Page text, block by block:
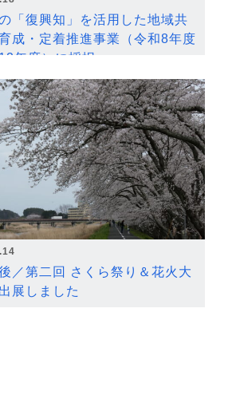
「復興知」を活用した地域共
成・定着推進事業（令和8年度
年度）に採択
／第二回 さくら祭り＆花火大
展しました